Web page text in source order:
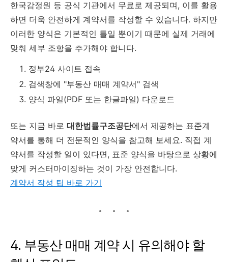
한국감정원 등 공식 기관에서 무료로 제공되며, 이를 활용
하면 더욱 안전하게 계약서를 작성할 수 있습니다. 하지만
이러한 양식은 기본적인 틀일 뿐이기 때문에 실제 거래에
맞춰 세부 조항을 추가해야 합니다.
정부24 사이트 접속
검색창에 "부동산 매매 계약서" 검색
양식 파일(PDF 또는 한글파일) 다운로드
또는 지금 바로 대한법률구조공단에서 제공하는 표준계
약서를 통해 더 전문적인 양식을 참고해 보세요. 직접 계
약서를 작성할 일이 있다면, 표준 양식을 바탕으로 상황에
맞게 커스터마이징하는 것이 가장 안전합니다.
계약서 작성 팁 바로 가기
4. 부동산 매매 계약 시 유의해야 할